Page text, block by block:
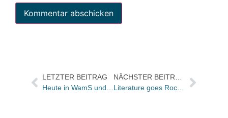
LETZTER BEITRAG